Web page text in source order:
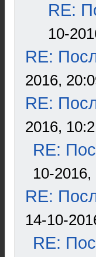
RE:
10-
RE:
2016,
RE:
2016,
RE:
10-2016,
RE:
14-10-
RE: